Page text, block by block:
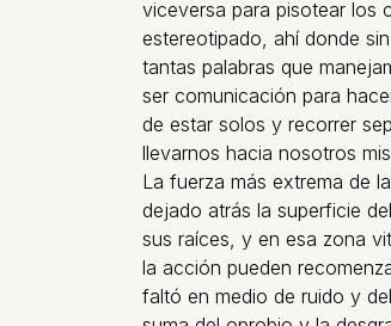
viceversa para pisotear los
estereotipado, ahí donde
tantas palabras que
ser comunicación para
de estar solos y recorrer
llevarnos hacia nosotros
La fuerza más extrema de
dejado atrás la superficie
sus raíces, y en esa zona
la acción pueden
faltó en medio de ruido y